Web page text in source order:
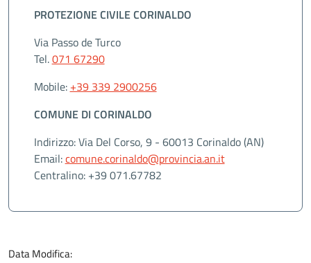
PROTEZIONE CIVILE CORINALDO
Via Passo de Turco
Tel.071 67290
Mobile: +39 339 2900256
COMUNE DI CORINALDO
Indirizzo: Via Del Corso, 9 - 60013 Corinaldo (AN)
Email:comune.corinaldo@provincia.an.it
Centralino: +39 071.67782
Data Modifica: